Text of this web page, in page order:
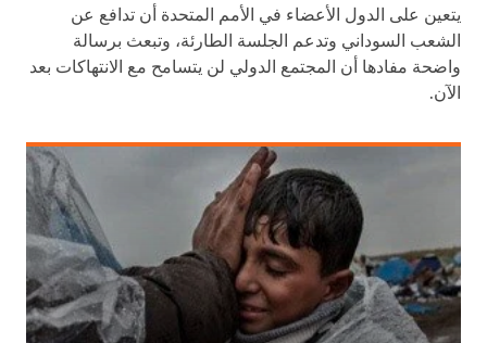
يتعين على الدول الأعضاء في الأمم المتحدة أن تدافع عن
الشعب السوداني وتدعم الجلسة الطارئة، وتبعث برسالة
واضحة مفادها أن المجتمع الدولي لن يتسامح مع الانتهاكات بعد
الآن.